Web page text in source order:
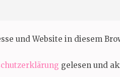
und Website in diesem
gelesen und